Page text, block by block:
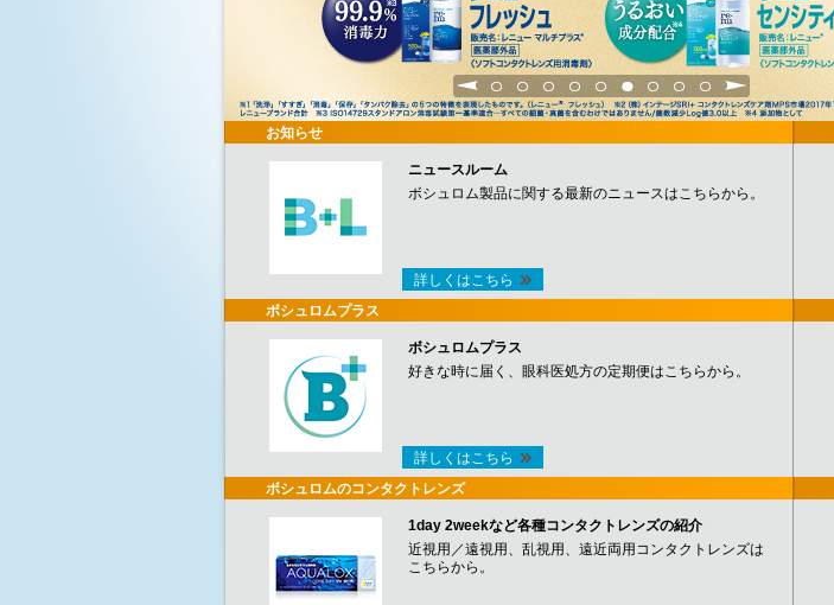
1 2 3 4 5 6 7 8 9
お知らせ
ニュースルーム
ボシュロム製品に関する最新のニュースはこちらから。
詳しくはこちら
ボシュロムプラス
ボシュロムプラス
好きな時に届く、眼科医処方の定期便はこちらから。
詳しくはこちら
ボシュロムのコンタクトレンズ
1day 2weekなど各種コンタクトレンズの紹介
近視用／遠視用、乱視用、遠近両用コンタクトレンズは
こちらから。